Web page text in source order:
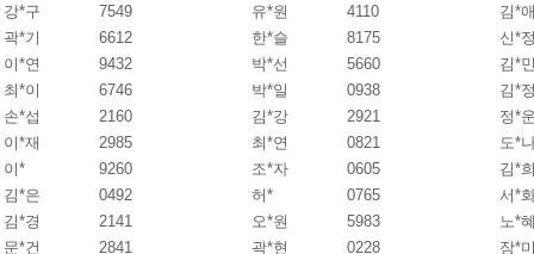
강*구
7549 유*원 4110
김*
곽*기
6612 한*슬 8175
신*
이*연
9432 박*선 5660
김*
최*이
6746 박*일 0938
김*
손*섭
2160 김*강 2921
정*
이*재
2985 최*연 0821
도*
이*
9260 조*자 0605
김*
김*은
0492 허* 0765
서*
김*경
2141 오*원 5983
노*
문*건
2841 곽*현 0228 장*